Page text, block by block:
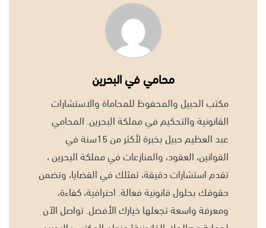
محامي في البحرين
مكتب الحبيل والمحفوظ للمحاماة والاستشارات
القانونية والتحكيم في مملكة البحرين. المحامي
عبد العظيم حبيل بخبرة لأكثر من 15سنة في
القوانين، العقود، والمنازعات في مملكة البحرين ،
تقدم استشارات دقيقة، تمثلك في القضايا، وتضمن
حقوقك بحلول قانونية فعالة. احترافية، كفاءة،
ومعرفة واسعة تجعلها خيارك الأفضل. تواصل الآن